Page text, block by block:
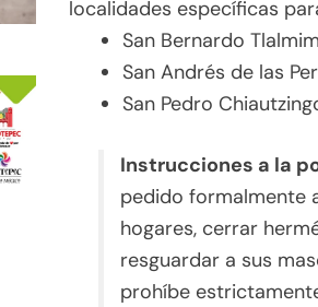
localidades específicas
San Bernardo
San Andrés de las
San Pedro
Instrucciones a la
pedido formalmente
hogares, cerrar
resguardar a sus
prohíbe